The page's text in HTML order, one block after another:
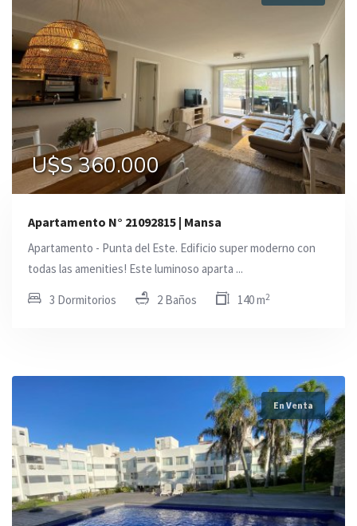
U$S 360.000
Apartamento N° 21092815 | Mansa
Apartamento - Punta del Este. Edificio super moderno con
todas las amenities! Este luminoso aparta ...
3 Dormitorios 2 Baños 140 m2
En Venta